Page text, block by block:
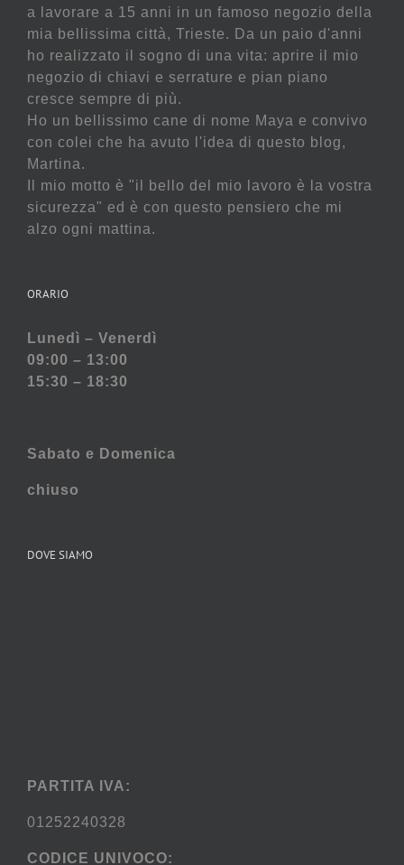
a lavorare a 15 anni in un famoso negozio della
mia bellissima città, Trieste. Da un paio d'anni
ho realizzato il sogno di una vita: aprire il mio
negozio di chiavi e serrature e pian piano
cresce sempre di più.
Ho un bellissimo cane di nome Maya e convivo
con colei che ha avuto l'idea di questo blog,
Martina.
Il mio motto è "il bello del mio lavoro è la vostra
sicurezza" ed è con questo pensiero che mi
alzo ogni mattina.
ORARIO
Lunedì – Venerdì
09:00 – 13:00
15:30 – 18:30
Sabato e Domenica
chiuso
DOVE SIAMO
PARTITA IVA:
01252240328
CODICE UNIVOCO: